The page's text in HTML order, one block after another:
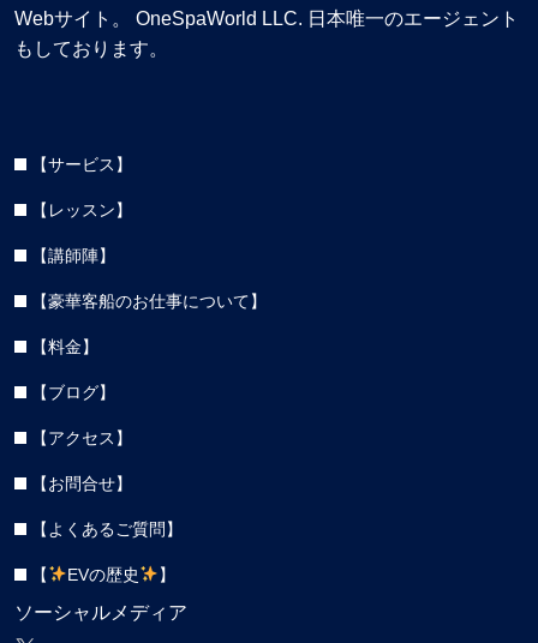
Webサイト。 OneSpaWorld LLC. 日本唯一のエージェント
もしております。
【サービス】
【レッスン】
【講師陣】
【豪華客船のお仕事について】
【料金】
【ブログ】
【アクセス】
【お問合せ】
【よくあるご質問】
【 EVの歴史 】
ソーシャルメディア